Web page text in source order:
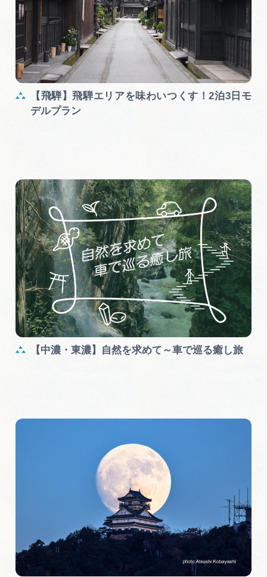
【飛騨】飛騨エリアを味わいつくす！2泊3日モ
デルプラン
【中濃・東濃】自然を求めて～車で巡る癒し旅